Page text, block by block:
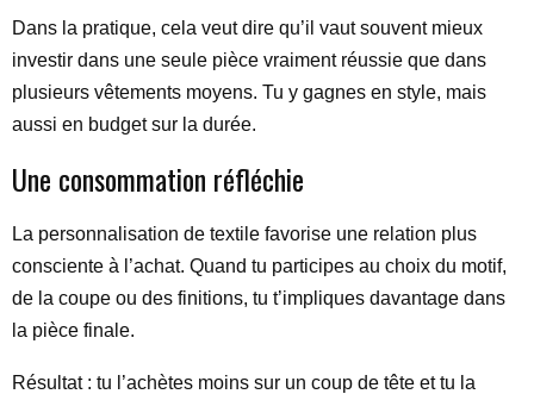
Dans la pratique, cela veut dire qu’il vaut souvent mieux
investir dans une seule pièce vraiment réussie que dans
plusieurs vêtements moyens. Tu y gagnes en style, mais
aussi en budget sur la durée.
Une consommation réfléchie
La personnalisation de textile favorise une relation plus
consciente à l’achat. Quand tu participes au choix du motif,
de la coupe ou des finitions, tu t’impliques davantage dans
la pièce finale.
Résultat : tu l’achètes moins sur un coup de tête et tu la